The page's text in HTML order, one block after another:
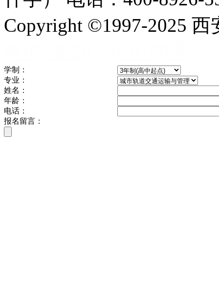
Copyright ©1997-2025
学制：
专业：
姓名：
年龄：
电话：
报名留言：